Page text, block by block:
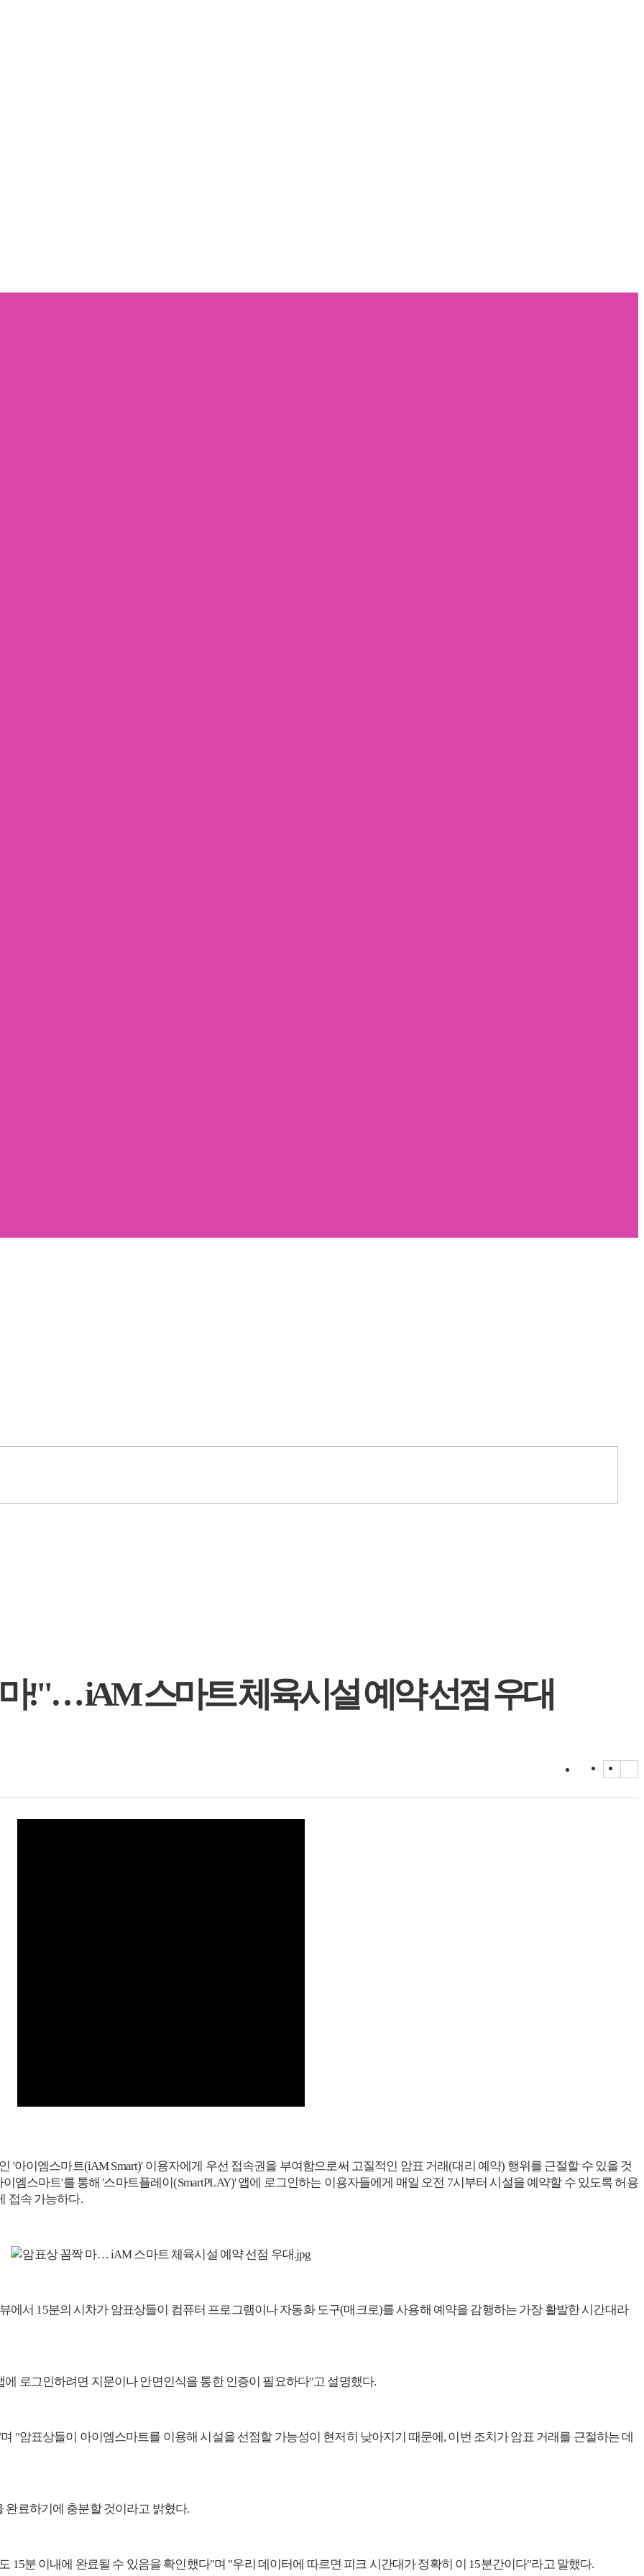
!"… iAM 스마트 체육시설 예약 선점 우대
'아이엠스마트(iAM Smart)' 이용자에게 우선 접속권을 부여함으로써 고질적인 암표 거래(대리 예약) 행위를 근절할 수 있을 것
엠스마트'를 통해 '스마트플레이(SmartPLAY)' 앱에 로그인하는 이용자들에게 매일 오전 7시부터 시설을 예약할 수 있도록 허용
접속 가능하다.
에서 15분의 시차가 암표상들이 컴퓨터 프로그램이나 자동화 도구(매크로)를 사용해 예약을 감행하는 가장 활발한 시간대라
로그인하려면 지문이나 안면인식을 통한 인증이 필요하다"고 설명했다.
"암표상들이 아이엠스마트를 이용해 시설을 선점할 가능성이 현저히 낮아지기 때문에, 이번 조치가 암표 거래를 근절하는 데
완료하기에 충분할 것이라고 밝혔다.
15분 이내에 완료될 수 있음을 확인했다"며 "우리 데이터에 따르면 피크 시간대가 정확히 이 15분간이다"라고 말했다.